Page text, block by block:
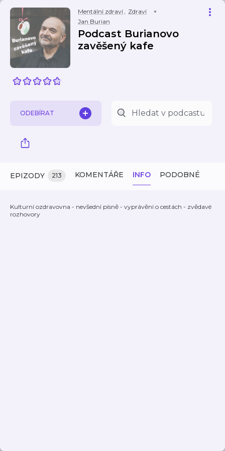
Mentální zdraví, Zdraví
Jan Burian
Podcast Burianovo
zavěšený kafe
ODEBÍRAT
EPIZODY 213 KOMENTÁŘE INFO PODOBNÉ
Kulturní ozdravovna - nevšední písně - vyprávění o cestách - zvědavé
rozhovory